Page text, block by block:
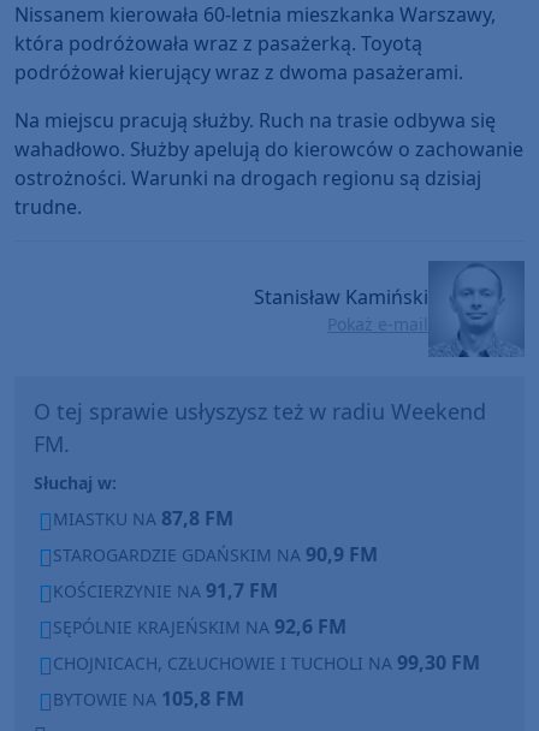
Nissanem kierowała 60-letnia mieszkanka Warszawy,
która podróżowała wraz z pasażerką. Toyotą
podróżował kierujący wraz z dwoma pasażerami.
Na miejscu pracują służby. Ruch na trasie odbywa się
wahadłowo. Służby apelują do kierowców o zachowanie
ostrożności. Warunki na drogach regionu są dzisiaj
trudne.
Stanisław Kamiński
Pokaż e-mail
O tej sprawie usłyszysz też w radiu Weekend
FM.
Słuchaj w:
MIASTKU NA 87,8 FM
STAROGARDZIE GDAŃSKIM NA 90,9 FM
KOŚCIERZYNIE NA 91,7 FM
SĘPÓLNIE KRAJEŃSKIM NA 92,6 FM
CHOJNICACH, CZŁUCHOWIE I TUCHOLI NA 99,30 FM
BYTOWIE NA 105,8 FM